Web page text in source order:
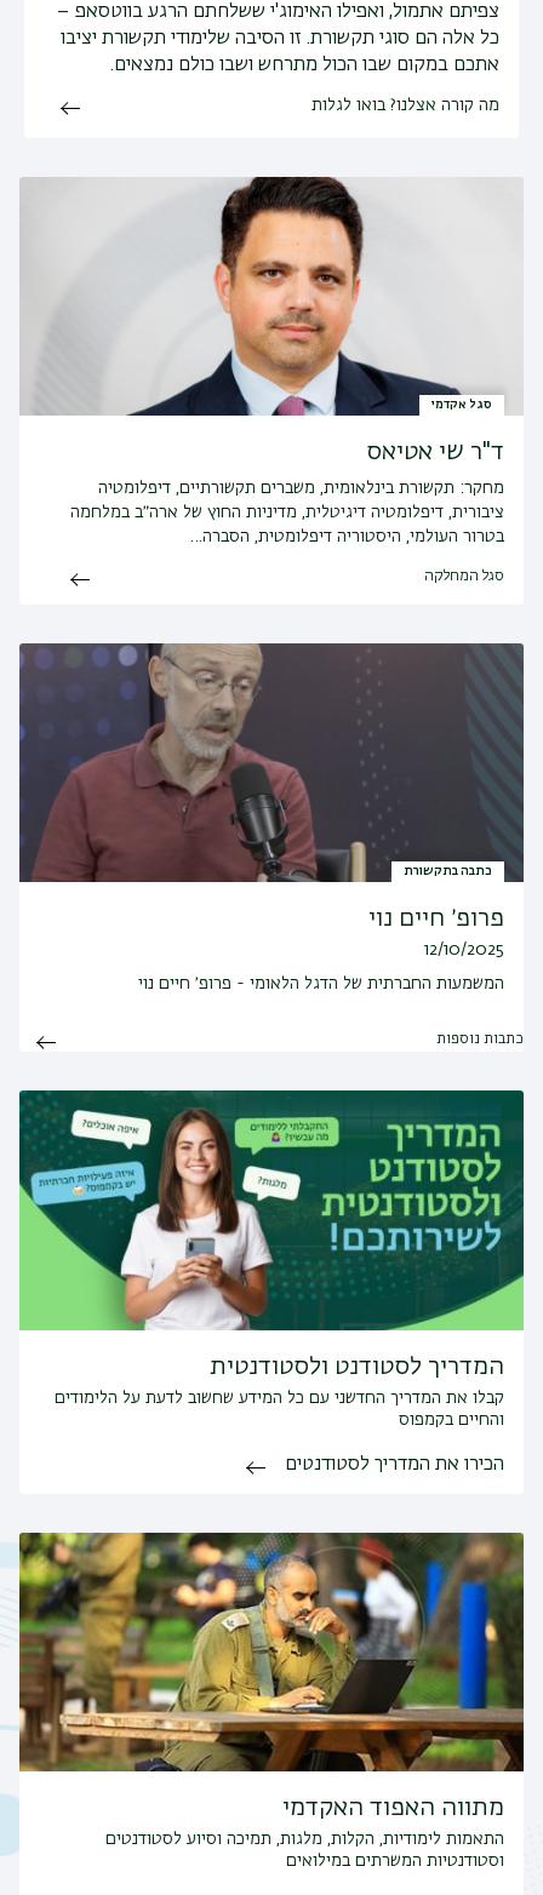
צפיתם אתמול, ואפילו האימוג'י ששלחתם הרגע בווטסאפ –
כל אלה הם סוגי תקשורת. זו הסיבה שלימודי תקשורת יציבו
אתכם במקום שבו הכול מתרחש ושבו כולם נמצאים.
מה קורה אצלנו? בואו לגלות
סגל אקדמי
ד"ר שי אטיאס
מחקר: תקשורת בינלאומית, משברים תקשורתיים, דיפלומטיה
ציבורית, דיפלומטיה דיגיטלית, מדיניות החוץ של ארה״ב במלחמה
בטרור העולמי, היסטוריה דיפלומטית, הסברה…
סגל המחלקה
כתבה בתקשורת
פרופ׳ חיים נוי
12/10/2025
המשמעות החברתית של הדגל הלאומי - פרופ׳ חיים נוי
כתבות נוספות
המדריך לסטודנט ולסטודנטית
קבלו את המדריך החדשני עם כל המידע שחשוב לדעת על הלימודים
והחיים בקמפוס
הכירו את המדריך לסטודנטים
מתווה האפוד האקדמי
התאמות לימודיות, הקלות, מלגות, תמיכה וסיוע לסטודנטים
וסטודנטיות המשרתים במילואים